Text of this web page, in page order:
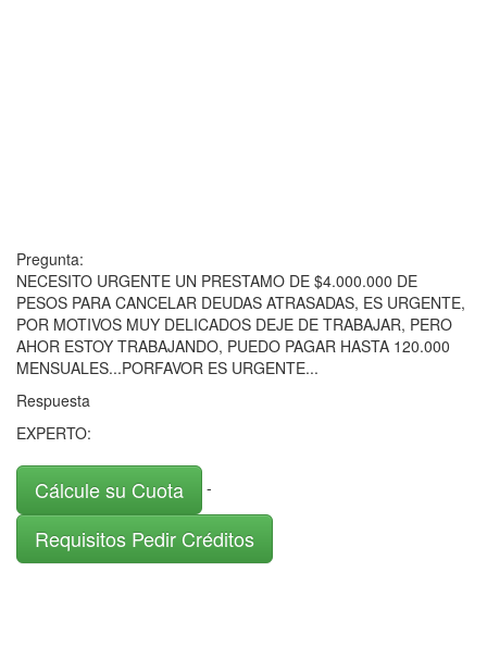
Pregunta:
NECESITO URGENTE UN PRESTAMO DE $4.000.000 DE
PESOS PARA CANCELAR DEUDAS ATRASADAS, ES URGENTE,
POR MOTIVOS MUY DELICADOS DEJE DE TRABAJAR, PERO
AHOR ESTOY TRABAJANDO, PUEDO PAGAR HASTA 120.000
MENSUALES...PORFAVOR ES URGENTE...
Respuesta
EXPERTO:
Cálcule su Cuota -
Requisitos Pedir Créditos